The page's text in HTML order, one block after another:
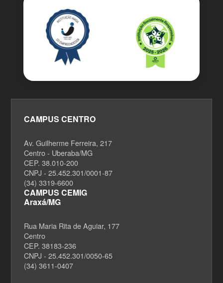
CAMPUS CENTRO
Av. Guilherme Ferreira, 217
Centro - Uberaba/MG
CEP. 38.010-200
CNPJ - 25.452.301/0001-87
(34) 3319-6600
CAMPUS CEMIG
Araxá/MG
Rua Maria Rita de Aguiar, 177
Centro
CEP. 38183-236
CNPJ - 25.452.301/0050-65
(34) 3611-0407